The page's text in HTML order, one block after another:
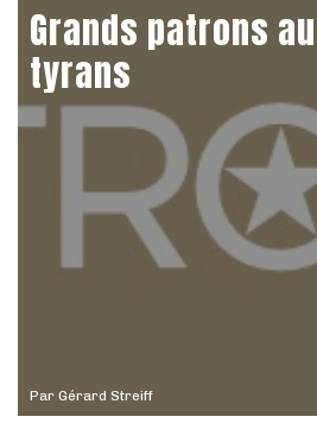
Par Gérard Streiff
Grands patrons
tyrans